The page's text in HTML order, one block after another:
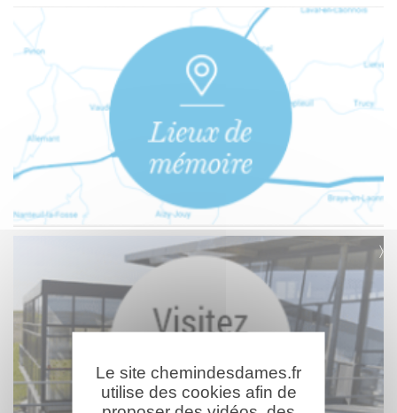
Le site chemindesdames.fr
utilise des cookies afin de